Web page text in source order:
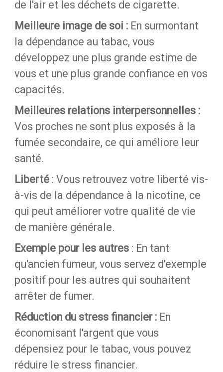
de l'air et les déchets de cigarette.
Meilleure image de soi : En surmontant
la dépendance au tabac, vous
développez une plus grande estime de
vous et une plus grande confiance en vos
capacités.
Meilleures relations interpersonnelles :
Vos proches ne sont plus exposés à la
fumée secondaire, ce qui améliore leur
santé.
Liberté : Vous retrouvez votre liberté vis-
à-vis de la dépendance à la nicotine, ce
qui peut améliorer votre qualité de vie
de manière générale.
Exemple pour les autres : En tant
qu'ancien fumeur, vous servez d'exemple
positif pour les autres qui souhaitent
arrêter de fumer.
Réduction du stress financier : En
économisant l'argent que vous
dépensiez pour le tabac, vous pouvez
réduire le stress financier.